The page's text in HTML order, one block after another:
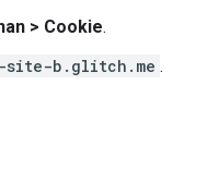
> Cookie.
b.glitch.me .